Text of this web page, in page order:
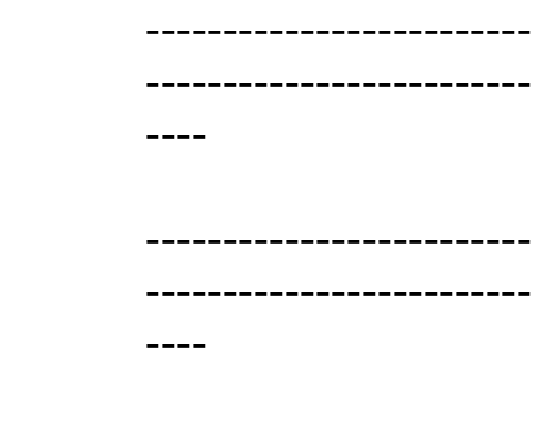
----
----